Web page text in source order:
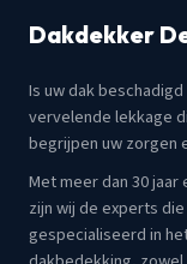
Dakdekker
Is uw dak
vervelende lekkage
begrijpen uw zorgen
Met meer dan 30
zijn wij de experts
gespecialiseerd in